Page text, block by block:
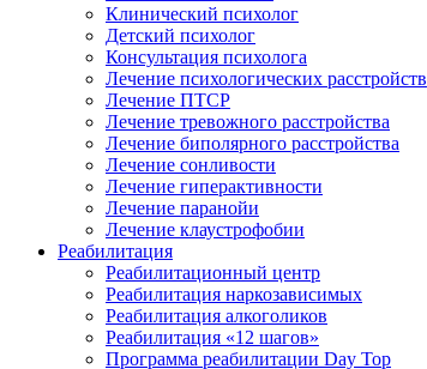
Клинический психолог
Детский психолог
Консультация психолога
Лечение психологических расстройств
Лечение ПТСР
Лечение тревожного расстройства
Лечение биполярного расстройства
Лечение сонливости
Лечение гиперактивности
Лечение паранойи
Лечение клаустрофобии
Реабилитация
Реабилитационный центр
Реабилитация наркозависимых
Реабилитация алкоголиков
Реабилитация «12 шагов»
Программа реабилитации Day Top